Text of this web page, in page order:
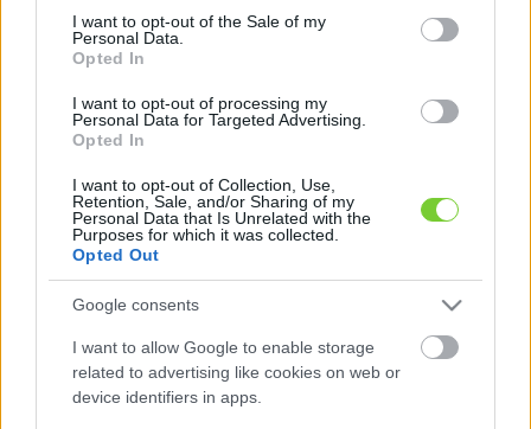
consent section.
I want to opt-out of the Sale of my
Personal Data.
Opted In
I want to opt-out of processing my
Personal Data for Targeted Advertising.
Opted In
I want to opt-out of Collection, Use,
Retention, Sale, and/or Sharing of my
Personal Data that Is Unrelated with the
Purposes for which it was collected.
Opted Out
Google consents
I want to allow Google to enable storage
related to advertising like cookies on web or
device identifiers in apps.
MI A FAISKOLA.HU?
143
16
12 3
9
14
143
16
12 3
14